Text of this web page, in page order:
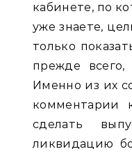
кабинете, по
уже знаете,
только
прежде
Именно из их
комментарии
сделать
ликвидацию